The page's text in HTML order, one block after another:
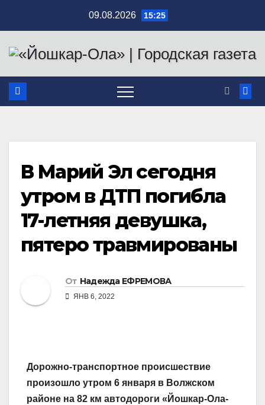
содержимому
09.08.2026 15:25
В Марий Эл сегодня
утром в ДТП погибла
17-летняя девушка,
пятеро травмированы
От Надежда ЕФРЕМОВА
ЯНВ 6, 2022
Дорожно-транспортное происшествие
произошло утром 6 января в Волжском
районе на 82 км автодороги «Йошкар-Ола-